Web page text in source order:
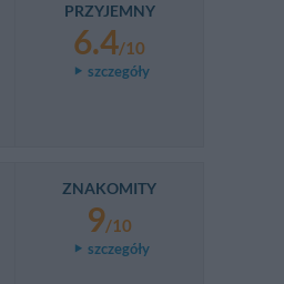
PRZYJEMNY
6.4/10
szczegóły
ZNAKOMITY
9/10
szczegóły